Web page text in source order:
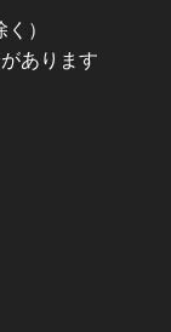
）
あります